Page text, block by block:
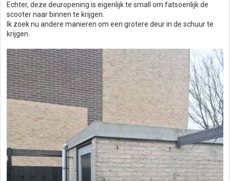
Echter, deze deuropening is eigenlijk te small om fatsoenlijk de
scooter naar binnen te krijgen.
Ik zoek nu andere manieren om een grotere deur in de schuur te
krijgen.